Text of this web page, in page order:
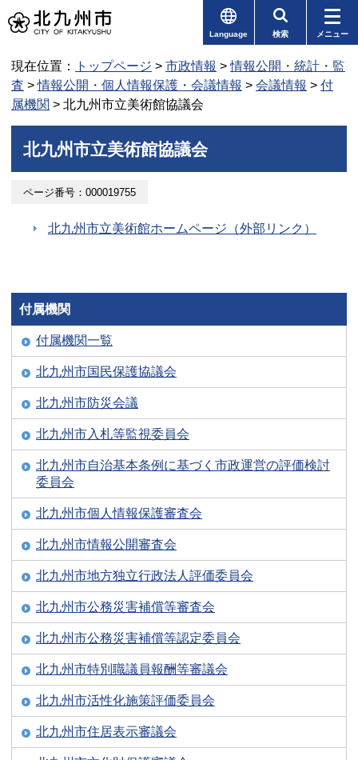
Language 検索 メニュー
現在位置： トップページ > 市政情報 >情報公開・統計・監
査 >情報公開・個人情報保護・会議情報 > 会議情報 > 付
属機関 > 北九州市立美術館協議会
北九州市立美術館協議会
ページ番号：000019755
北九州市立美術館ホームページ（外部リンク）
付属機関
付属機関一覧
北九州市国民保護協議会
北九州市防災会議
北九州市入札等監視委員会
北九州市自治基本条例に基づく市政運営の評価検討
委員会
北九州市個人情報保護審査会
北九州市情報公開審査会
北九州市地方独立行政法人評価委員会
北九州市公務災害補償等審査会
北九州市公務災害補償等認定委員会
北九州市特別職議員報酬等審議会
北九州市活性化施策評価委員会
北九州市住居表示審議会